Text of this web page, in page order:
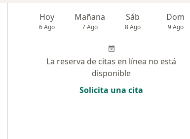
Hoy
6 Ago
Mañana
7 Ago
Sáb
8 Ago
Dom
9 Ago
La reserva de citas en línea no está
disponible
Solicita una cita